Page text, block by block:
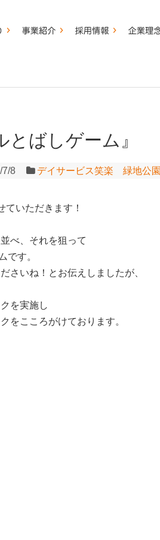
ばしゲーム』
7/8 デイサービス笑楽 緑地公園
いただきます！
べ、それを狙って
です。
さいね！とお伝えしましたが、
を実施し
をこころがけております。